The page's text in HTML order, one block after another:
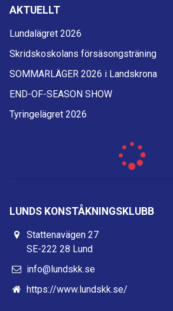
AKTUELLT
Lundalägret 2026
Skridskoskolans försäsongsträning
SOMMARLÄGER 2026 i Landskrona
END-OF-SEASON SHOW
Tyringelägret 2026
LUNDS KONSTÅKNINGSKLUBB
Stattenavägen 27
SE-222 28 Lund
info@lundskk.se
https://www.lundskk.se/